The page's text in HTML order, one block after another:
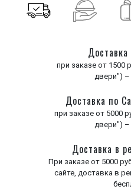
при заказе от 1500
двери") –
Доставка по
при заказе от 5000
двери") –
Доставка в
При заказе от 5000
сайте, доставка в